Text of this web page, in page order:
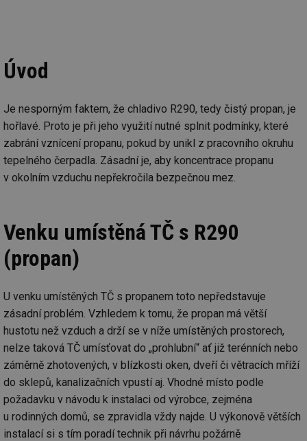
Úvod
Je nesporným faktem, že chladivo R290, tedy čistý propan, je
hořlavé. Proto je při jeho využití nutné splnit podmínky, které
zabrání vznícení propanu, pokud by unikl z pracovního okruhu
tepelného čerpadla. Zásadní je, aby koncentrace propanu
v okolním vzduchu nepřekročila bezpečnou mez.
Venku umístěná TČ s R290
(propan)
U venku umístěných TČ s propanem toto nepředstavuje
zásadní problém. Vzhledem k tomu, že propan má větší
hustotu než vzduch a drží se v níže umístěných prostorech,
nelze taková TČ umísťovat do „prohlubní“ ať již terénních nebo
záměrně zhotovených, v blízkosti oken, dveří či větracích mříží
do sklepů, kanalizačních vpustí aj. Vhodné místo podle
požadavku v návodu k instalaci od výrobce, zejména
u rodinných domů, se zpravidla vždy najde. U výkonově větších
instalací si s tím poradí technik při návrhu požárně